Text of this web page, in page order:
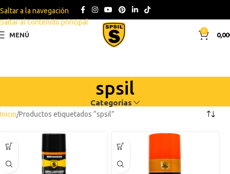
Saltar a la navegación
Saltar al contenido principal
MENÚ
0
0,00
spsil
Categorías
Inicio Productos etiquetados “spsil”